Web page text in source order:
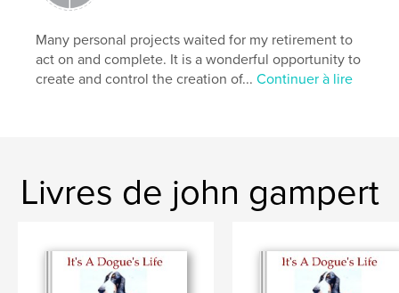
Many personal projects waited for my retirement to
act on and complete. It is a wonderful opportunity to
create and control the creation of...Continuer à lire
Livres de john gampert